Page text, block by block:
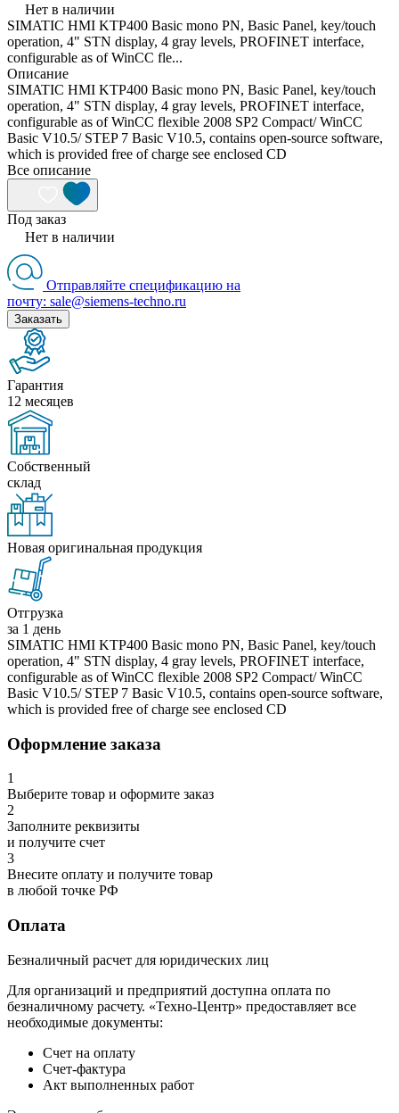
Нет в наличии
SIMATIC HMI KTP400 Basic mono PN, Basic Panel, key/touch
operation, 4" STN display, 4 gray levels, PROFINET interface,
configurable as of WinCC fle...
Описание
SIMATIC HMI KTP400 Basic mono PN, Basic Panel, key/touch
operation, 4" STN display, 4 gray levels, PROFINET interface,
configurable as of WinCC flexible 2008 SP2 Compact/ WinCC
Basic V10.5/ STEP 7 Basic V10.5, contains open-source software,
which is provided free of charge see enclosed CD
Все описание
Под заказ
Нет в наличии
Отправляйте спецификацию на
почту: sale@siemens-techno.ru
Заказать
Гарантия
12 месяцев
Собственный
склад
Новая оригинальная продукция
Отгрузка
за 1 день
SIMATIC HMI KTP400 Basic mono PN, Basic Panel, key/touch
operation, 4" STN display, 4 gray levels, PROFINET interface,
configurable as of WinCC flexible 2008 SP2 Compact/ WinCC
Basic V10.5/ STEP 7 Basic V10.5, contains open-source software,
which is provided free of charge see enclosed CD
Оформление заказа
1
Выберите товар и оформите заказ
2
Заполните реквизиты
и получите счет
3
Внесите оплату и получите товар
в любой точке РФ
Оплата
Безналичный расчет для юридических лиц
Для организаций и предприятий доступна оплата по
безналичному расчету. «Техно-Центр» предоставляет все
необходимые документы:
Счет на оплату
Счет-фактура
Акт выполненных работ